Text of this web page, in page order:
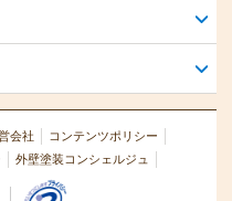
会社
コンテンツポリシー
外壁塗装コンシェルジュ